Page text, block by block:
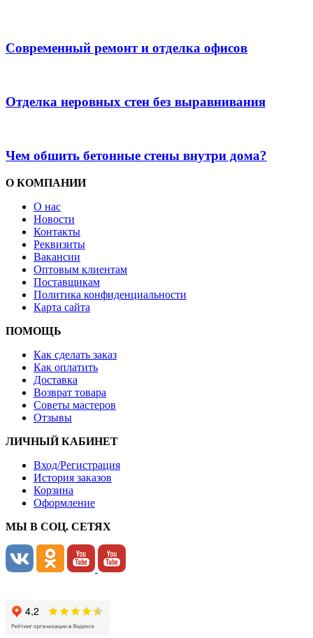
Современный ремонт и отделка офисов
Отделка неровных стен без выравнивания
Чем обшить бетонные стены внутри дома?
О КОМПАНИИ
О нас
Новости
Контакты
Реквизиты
Вакансии
Оптовым клиентам
Поставщикам
Политика конфиденциальности
Карта сайта
ПОМОЩЬ
Как сделать заказ
Как оплатить
Доставка
Возврат товара
Советы мастеров
Отзывы
ЛИЧНЫЙ КАБИНЕТ
Вход/Регистрация
История заказов
Корзина
Оформление
МЫ В СОЦ. СЕТЯХ